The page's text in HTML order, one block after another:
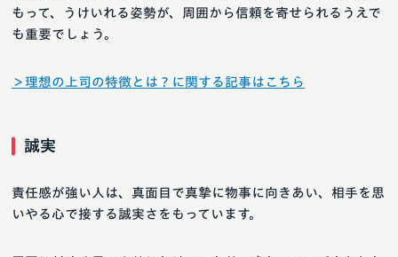
もって、うけいれる姿勢が、周囲から信頼を寄せられるうえで
も重要でしょう。
＞理想の上司の特徴とは？に関する記事はこちら
誠実
責任感が強い人は、真面目で真摯に物事に向きあい、相手を思
いやる心で接する誠実さをもっています。